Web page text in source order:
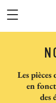
Les
en
des